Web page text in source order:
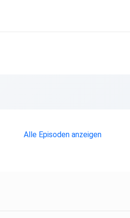
Alle Episoden anzeigen